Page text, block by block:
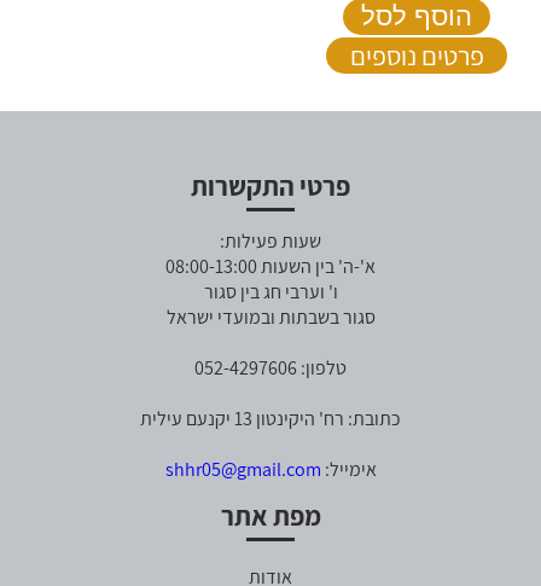
הוסף לסל
פרטים נוספים
פרטי התקשרות
שעות פעילות:
א'-ה' בין השעות 08:00-13:00
ו' וערבי חג בין סגור
סגור בשבתות ובמועדי ישראל
טלפון: 052-4297606
כתובת: רח' היקינטון 13 יקנעם עילית
אימייל: shhr05@gmail.com
מפת אתר
אודות